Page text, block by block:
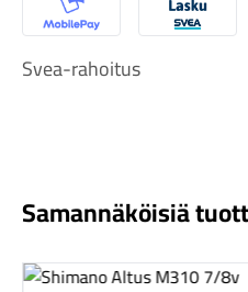
MobilePay Svea
Svea-rahoitus
Samannäköisiä
Katso tuote